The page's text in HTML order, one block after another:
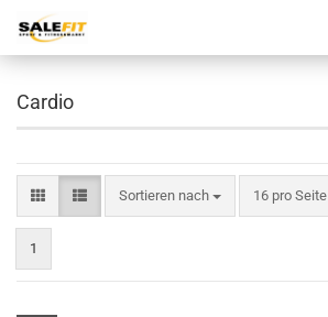
Cardio
Sortieren nach
Sortieren nach 16 pro Seite
pro Seite
1